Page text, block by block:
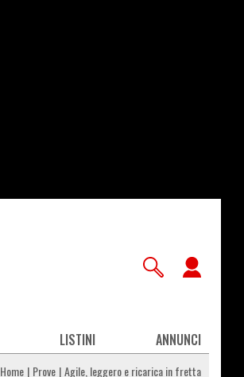
LISTINI ANNUNCI
Home Prove Agile, leggero e ricarica in fretta